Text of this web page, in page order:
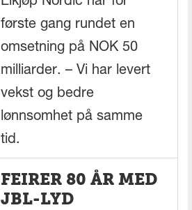
første gang rundet en
omsetning på NOK 50
milliarder. – Vi har levert
vekst og bedre
lønnsomhet på samme
tid.
FEIRER 80 ÅR MED
JBL-LYD